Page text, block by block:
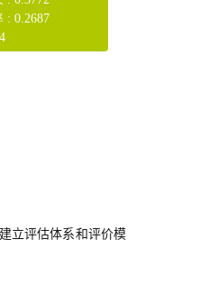
: 0.2687
立评估体系和评价模